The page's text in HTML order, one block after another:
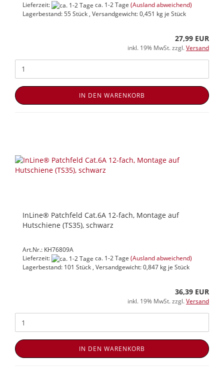
Lieferzeit:
ca. 1-2 Tage (Ausland abweichend)
Lagerbestand: 55 Stück , Versandgewicht:0,451 kg je Stück
27,99 EUR
inkl. 19% MwSt. zzgl.Versand
IN DEN WARENKORB
InLine® Patchfeld Cat.6A 12-fach, Montage auf
Hutschiene (TS35), schwarz
Art.Nr.: KH76809A
Lieferzeit:
ca. 1-2 Tage (Ausland abweichend)
Lagerbestand: 101 Stück , Versandgewicht:0,847 kg je Stück
36,39 EUR
inkl. 19% MwSt. zzgl.Versand
IN DEN WARENKORB